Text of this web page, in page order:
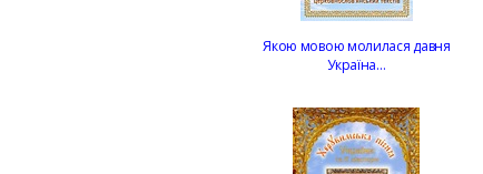
Якою мовою молилася давня
Україна…